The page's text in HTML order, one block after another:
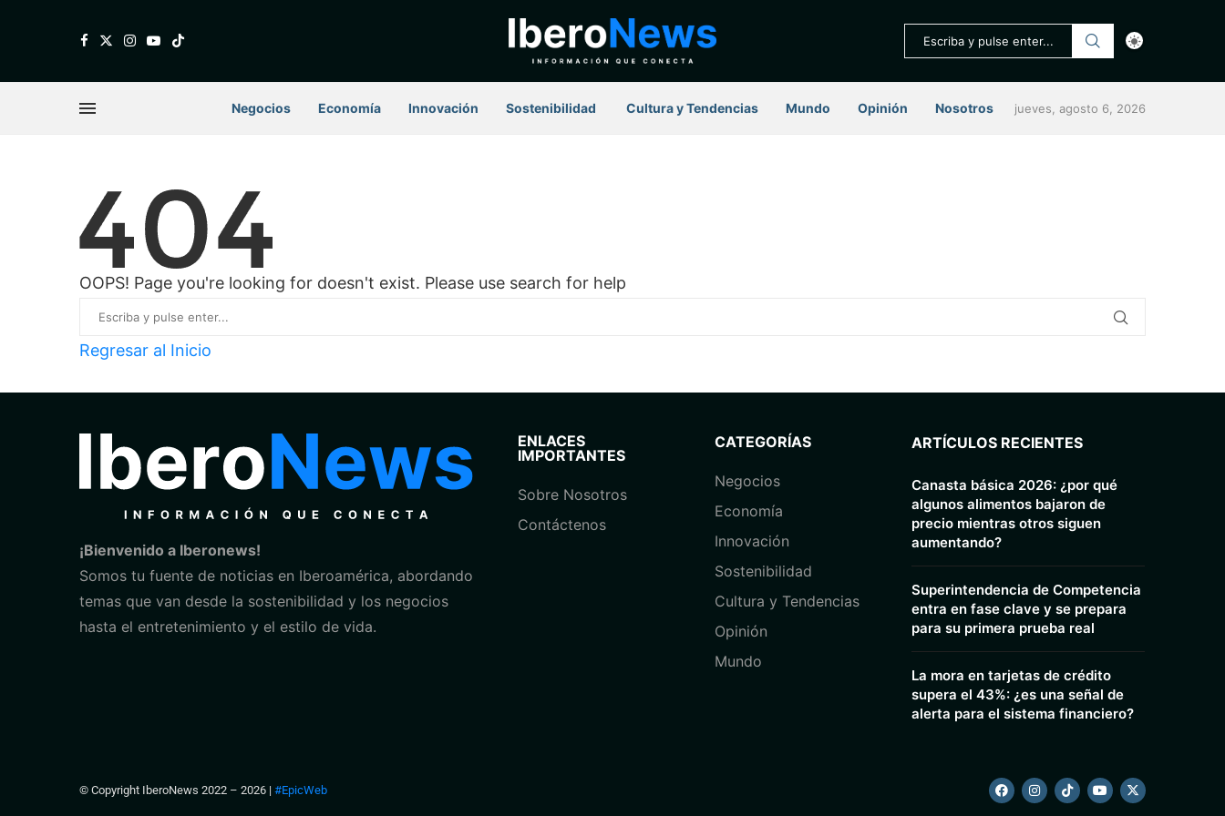
Negocios Economía Innovación Sostenibilidad ⁠ Cultura y Tendencias Mundo Opinión Nosotros jueves, agosto 6, 2026
OOPS! Page you're looking for doesn't exist. Please use search for help
Regresar al Inicio
¡Bienvenido a Iberonews!
Somos tu fuente de noticias en Iberoamérica, abordando
temas que van desde la sostenibilidad y los negocios
hasta el entretenimiento y el estilo de vida.
ENLACES
IMPORTANTES
Sobre Nosotros
Contáctenos
CATEGORÍAS
Negocios
Economía
⁠Innovación
Sostenibilidad
Cultura y Tendencias
Opinión
⁠Mundo
ARTÍCULOS RECIENTES
Canasta básica 2026: ¿por qué
algunos alimentos bajaron de
precio mientras otros siguen
aumentando?
Superintendencia de Competencia
entra en fase clave y se prepara
para su primera prueba real
La mora en tarjetas de crédito
supera el 43%: ¿es una señal de
alerta para el sistema financiero?
© Copyright IberoNews 2022 – 2026 | #EpicWeb